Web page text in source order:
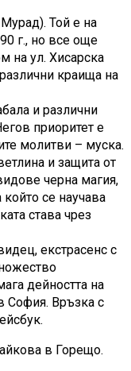
Той е на
г., но все още
на ул. Хисарска
краища на
и различни
приоритет е
молитви – муска.
и защита от
черна магия,
се научава
става чрез
екстрасенс с
дейността на
София. Връзка с
в Горещо.